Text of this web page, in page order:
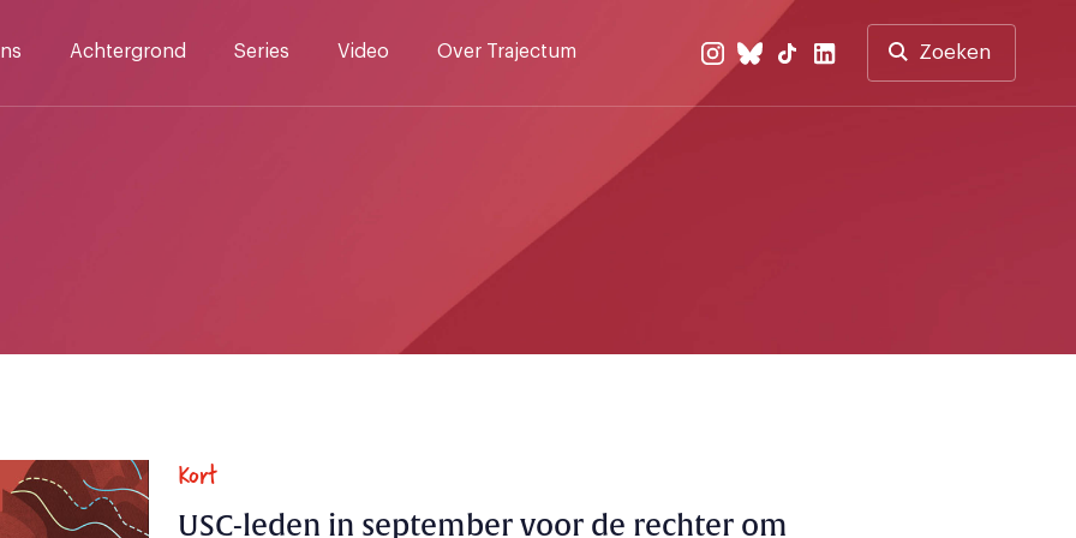
Achtergrond Series Video Over Trajectum Zoeken
Kort
USC-leden in september voor de rechter om